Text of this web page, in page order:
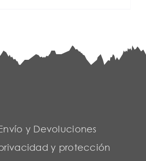
y Devoluciones
y protección